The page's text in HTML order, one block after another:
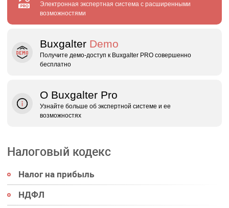
Электронная экспертная система с расширенными
возможностями
Buxgalter Demo
Получите демо‑доступ к Buxgalter PRO совершенно
бесплатно
О Buxgalter Pro
Узнайте больше об экспертной системе и ее
возможностях
Налоговый кодекс
Налог на прибыль
НДФЛ